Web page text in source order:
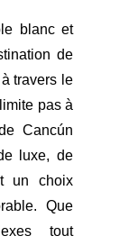
blanc et
de
travers le
pas à
Cancún
luxe, de
un choix
Que
tout